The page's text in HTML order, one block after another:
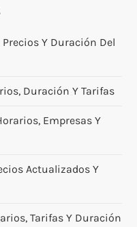
Y Duración Del
Duración Y Tarifas
Empresas Y
Actualizados Y
Tarifas Y Duración